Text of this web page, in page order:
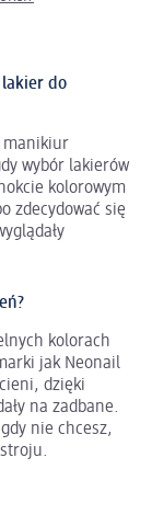
lakier do
manikiur
wybór lakierów
kolorowym
zdecydować się
kolorach
jak Neonail
dzięki
na zadbane.
nie chcesz,